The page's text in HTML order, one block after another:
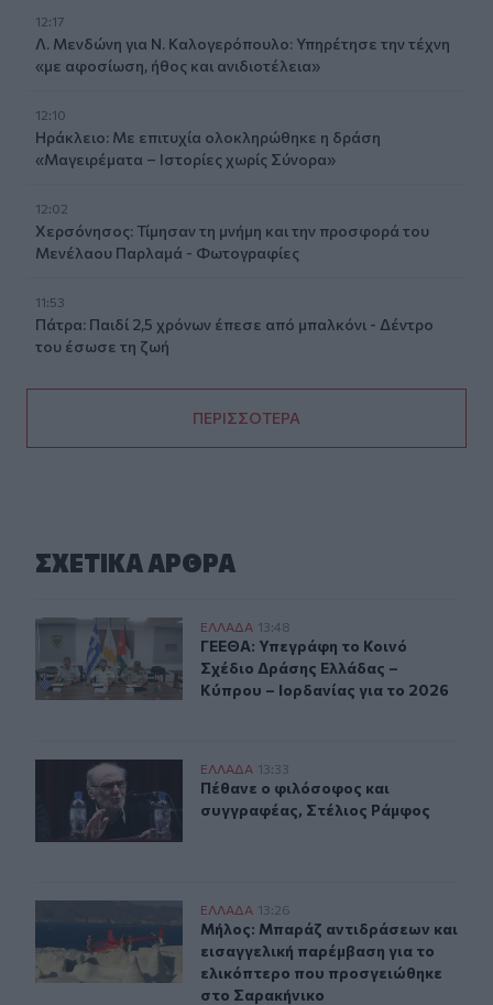
12:17
Λ. Μενδώνη για Ν. Καλογερόπουλο: Υπηρέτησε την τέχνη
«με αφοσίωση, ήθος και ανιδιοτέλεια»
12:10
Ηράκλειο: Με επιτυχία ολοκληρώθηκε η δράση
«Μαγειρέματα – Ιστορίες χωρίς Σύνορα»
12:02
Χερσόνησος: Τίμησαν τη μνήμη και την προσφορά του
Μενέλαου Παρλαμά - Φωτογραφίες
11:53
Πάτρα: Παιδί 2,5 χρόνων έπεσε από μπαλκόνι - Δέντρο
του έσωσε τη ζωή
ΠΕΡΙΣΣΟΤΕΡΑ
ΣΧΕΤΙΚA AΡΘΡΑ
ΓΕΕΘΑ: Υπεγράφη το Κοινό Σχέδιο Δράσης Ελλάδας –
ΕΛΛAΔΑ 13:48
ΓΕΕΘΑ: Υπεγράφη το Κοινό Σχέδιο
ΓΕΕΘΑ: Υπεγράφη το Κοινό
Σχέδιο Δράσης Ελλάδας –
Κύπρου – Ιορδανίας για το 2026
Πέθανε ο φιλόσοφος και συγγραφέας, Στέλιος Ράμφος
ΕΛΛAΔΑ 13:33
Πέθανε ο φιλόσοφος και
Πέθανε ο φιλόσοφος και
συγγραφέας, Στέλιος Ράμφος
Μήλος: Μπαράζ αντιδράσεων και εισαγγελική
ΕΛΛAΔΑ 13:26
Μήλος: Μπαράζ αντιδράσεων και
Μήλος: Μπαράζ αντιδράσεων και
εισαγγελική παρέμβαση για το
ελικόπτερο που προσγειώθηκε
στο Σαρακήνικο